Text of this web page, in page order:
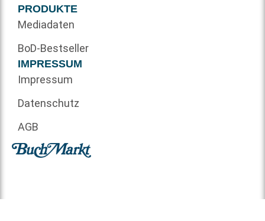
PRODUKTE
Mediadaten
BoD-Bestseller
IMPRESSUM
Impressum
Datenschutz
AGB